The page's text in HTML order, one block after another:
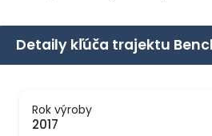
Detaily kľúča trajektu
Rok výroby
2017